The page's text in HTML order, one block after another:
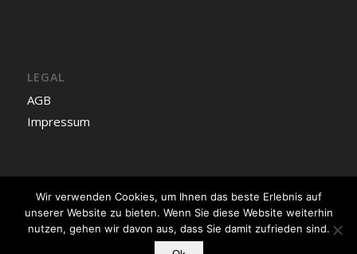
LEGAL
AGB
Impressum
Deutsch
Wir verwenden Cookies, um Ihnen das beste Erlebnis auf
unserer Website zu bieten. Wenn Sie diese Website weiterhin
nutzen, gehen wir davon aus, dass Sie damit zufrieden sind.